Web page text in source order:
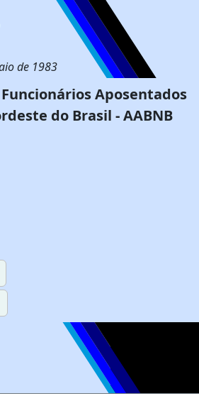
de 1983
Aposentados
do Brasil - AABNB